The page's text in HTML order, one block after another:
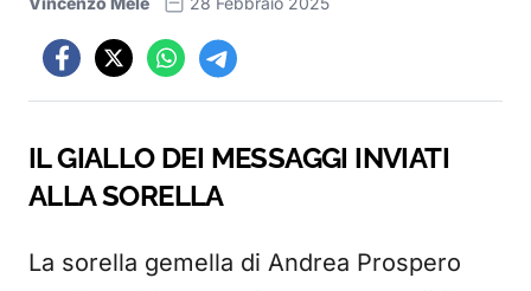
IL GIALLO DEI MESSAGGI INVIATI
ALLA SORELLA
La sorella gemella di Andrea Prospero